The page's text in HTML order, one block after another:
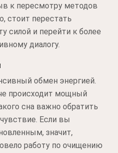
к пересмотру методов
стоит перестать
силой и перейти к более
диалогу.
обмен энергией.
происходит мощный
сна важно обратить
Если вы
значит,
работу по очищению